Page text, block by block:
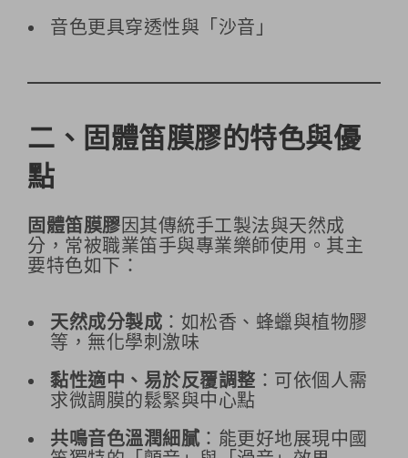
音色更具穿透性與「沙音」
二、固體笛膜膠的特色與優
點
固體笛膜膠因其傳統手工製法與天然成
分，常被職業笛手與專業樂師使用。其主
要特色如下：
天然成分製成 ：如松香、蜂蠟與植物膠
等，無化學刺激味
黏性適中、易於反覆調整 ：可依個人需
求微調膜的鬆緊與中心點
共鳴音色溫潤細膩：能更好地展現中國